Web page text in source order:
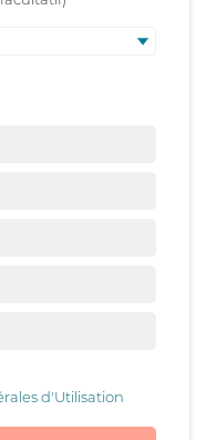
d'Utilisation